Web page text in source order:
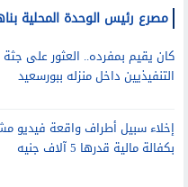
مصرع رئيس الوحدة المحلية
كان يقيم بمفرده.. العثور على
التنفيذيين داخل منزله ببورسعيد
إخلاء سبيل أطراف واقعة فيديو
بكفالة مالية قدرها 5 آلاف جنيه